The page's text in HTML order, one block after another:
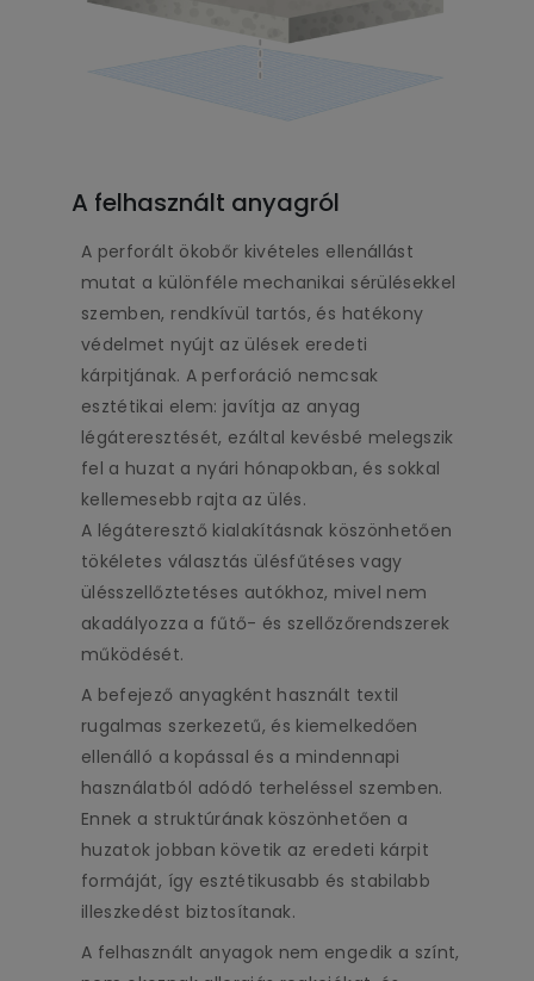
A felhasznált anyagról
A perforált ökobőr kivételes ellenállást
mutat a különféle mechanikai sérülésekkel
szemben, rendkívül tartós, és hatékony
védelmet nyújt az ülések eredeti
kárpitjának. A perforáció nemcsak
esztétikai elem: javítja az anyag
légáteresztését, ezáltal kevésbé melegszik
fel a huzat a nyári hónapokban, és sokkal
kellemesebb rajta az ülés.
A légáteresztő kialakításnak köszönhetően
tökéletes választás ülésfűtéses vagy
ülésszellőztetéses autókhoz, mivel nem
akadályozza a fűtő- és szellőzőrendszerek
működését.
A befejező anyagként használt textil
rugalmas szerkezetű, és kiemelkedően
ellenálló a kopással és a mindennapi
használatból adódó terheléssel szemben.
Ennek a struktúrának köszönhetően a
huzatok jobban követik az eredeti kárpit
formáját, így esztétikusabb és stabilabb
illeszkedést biztosítanak.
A felhasznált anyagok nem engedik a színt,